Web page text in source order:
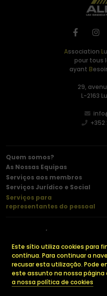
Association L
pour tous
ayant B
29,
L-2163
+352
Quem somos?
As Nossas Equipas
Serviços aos membros
Serviços Jurídico e Social
Serviços para
representantes do pessoal
© 2026 ALEBA. Todos os direitos
Política de confidencialidade
Este sítio utiliza cookies para
contínua. Para continuar a
recusar esta utilização. Pode
este assunto na nossa página
a nossa política de cookies